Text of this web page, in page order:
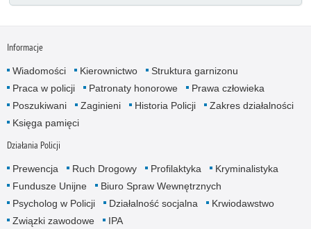
Informacje
Wiadomości Kierownictwo
Struktura garnizonu
Praca w policji
Patronaty honorowe
Prawa człowieka
Poszukiwani
Zaginieni Historia Policji
Zakres działalności
Księga pamięci
Działania Policji
Prewencja Ruch Drogowy Profilaktyka
Kryminalistyka
Fundusze Unijne
Biuro Spraw Wewnętrznych
Psycholog w Policji
Działalność socjalna
Krwiodawstwo
Związki zawodowe
IPA